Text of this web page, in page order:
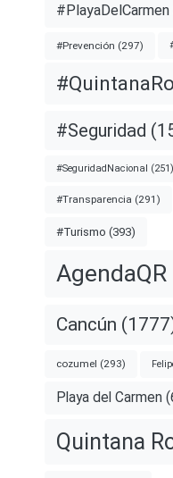
#PlayaDelCarmen
#Prevención (297)
#Seguridad
#SeguridadNacional (251)
#Transparencia (291)
#Turismo (393)
AgendaQR
Cancún
cozumel (293)
Playa del Carmen
Quintana